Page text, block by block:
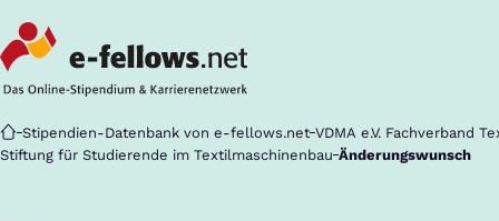
Startseite
Stipendien-Datenbank von e-fellows.net VDMA e.V. Fachverband
Stiftung für Studierende im Textilmaschinenbau Änderungswunsch